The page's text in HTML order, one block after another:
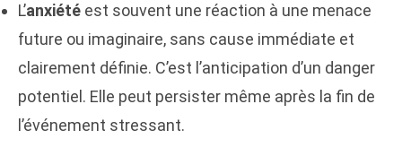
L’anxiété est souvent une réaction à une menace
future ou imaginaire, sans cause immédiate et
clairement définie. C’est l’anticipation d’un danger
potentiel. Elle peut persister même après la fin de
l’événement stressant.